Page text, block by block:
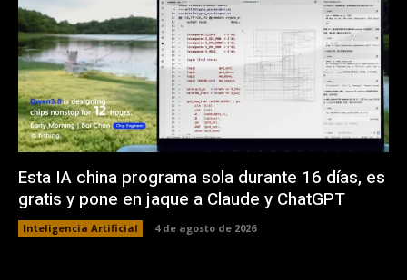
Esta IA china programa sola durante 16 días, es
gratis y pone en jaque a Claude y ChatGPT
Inteligencia Artificial 4 de agosto de 2026